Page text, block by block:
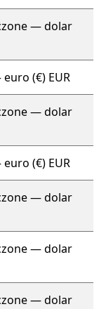
— dolar
(€) EUR
— dolar
(€) EUR
— dolar
— dolar
— dolar